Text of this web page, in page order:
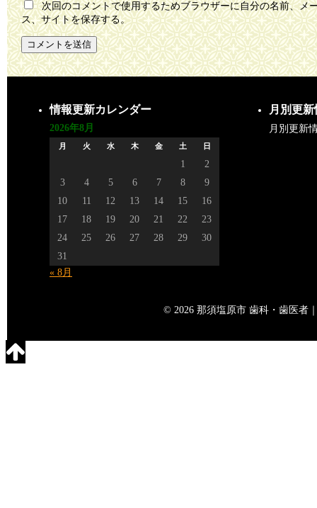
次回のコメントで使用するためブラウザーに自分の名前、メ
ス、サイトを保存する。
情報更新カレンダー
2026年8月
月 火 水 木 金 土 日
1
2
3
4 5 6 7 8
9
10
11 12 13 14 15
16
17
18 19 20 21 22
23
24
25 26 27 28 29
30
31
« 8月
月別更
月別更新
© 2026 那須塩原市 歯科・歯医者